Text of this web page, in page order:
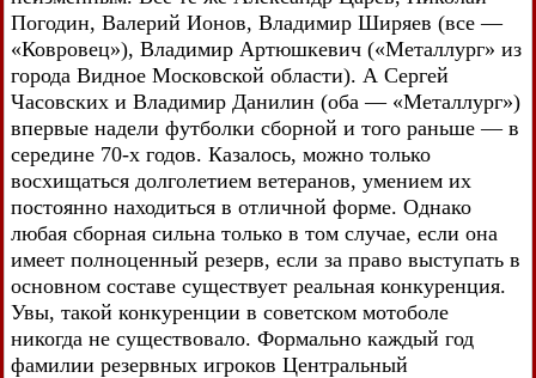
Погодин, Валерий Ионов, Владимир Ширяев (все —
«Ковровец»), Владимир Артюшкевич («Металлург» из
города Видное Московской области). А Сергей
Часовских и Владимир Данилин (оба — «Металлург»)
впервые надели футболки сборной и того раньше — в
середине 70-х годов. Казалось, можно только
восхищаться долголетием ветеранов, умением их
постоянно находиться в отличной форме. Однако
любая сборная сильна только в том случае, если она
имеет полноценный резерв, если за право выступать в
основном составе существует реальная конкуренция.
Увы, такой конкуренции в советском мотоболе
никогда не существовало. Формально каждый год
фамилии резервных игроков Центральный